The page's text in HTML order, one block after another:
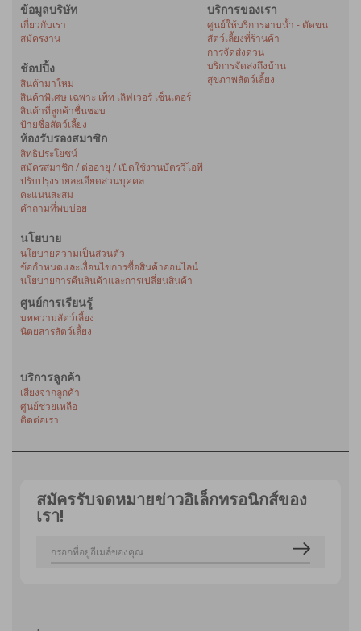
ข้อมูลบริษัท
เกี่ยวกับเรา
สมัครงาน
ช้อปปิ้ง
สินค้ามาใหม่
สินค้าพิเศษ เฉพาะ เพ็ท เลิฟเวอร์ เซ็นเตอร์
สินค้าที่ลูกค้าชื่นชอบ
ป้ายชื่อสัตว์เลี้ยง
บริการของเรา
ศูนย์ให้บริการอาบน้ำ - ตัดขน
สัตว์เลี้ยงที่ร้านค้า
การจัดส่งด่วน
บริการจัดส่งถึงบ้าน
สุขภาพสัตว์เลี้ยง
ห้องรับรองสมาชิก
สิทธิประโยชน์
สมัครสมาชิก / ต่ออายุ / เปิดใช้งานบัตรวีไอพี
ปรับปรุงรายละเอียดส่วนบุคคล
คะแนนสะสม
คำถามที่พบบ่อย
นโยบาย
นโยบายความเป็นส่วนตัว
ข้อกำหนดและเงื่อนไขการซื้อสินค้าออนไลน์
นโยบายการคืนสินค้าและการเปลี่ยนสินค้า
ศูนย์การเรียนรู้
บทความสัตว์เลี้ยง
นิตยสารสัตว์เลี้ยง
บริการลูกค้า
เสียงจากลูกค้า
ศูนย์ช่วยเหลือ
ติดต่อเรา
สมัครรับจดหมายข่าวอิเล็กทรอนิกส์ของ
เรา!